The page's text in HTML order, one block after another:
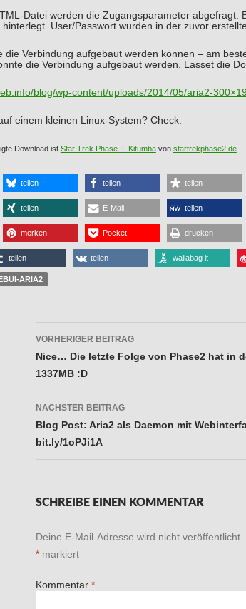
Datei werden die Zugangsparameter abgefragt.
User/Passwort wurden in der zuvor
die Verbindung aufgebaut werden können – am
die Verbindung aufgebaut werden. Lasset die
blog/wp-content/uploads/2014/05/aria2-
einem kleinen Linux-System? Check.
Download ist Star Trek Phase II: Kitumbavon startrekphase2.de.
teilen teilen teilen
teilen E-Mail teilen
merken Pocket drucken
teilen teilen wallabag it
ARIA2
Beitragsnavigation
VORHERIGER BEITRAG
Nice… Die letzte Folge von Phase2 hat in
1337MB :D
NÄCHSTER BEITRAG
Blog Post: Aria2 als Daemon mit
bit.ly/1oPJi1A
SCHREIBE EINEN KOMMENTAR
Deine E-Mail-Adresse wird nicht veröffentlicht.
* markiert
Kommentar *